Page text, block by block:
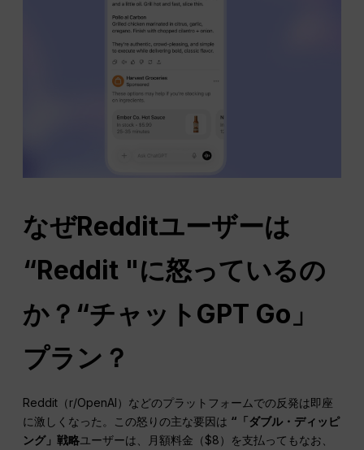
なぜRedditユーザーは
“Reddit "に怒っているの
か？“チャットGPT Go」
プラン？
Reddit（r/OpenAI）などのプラットフォームでの反発は即座
に激しくなった。この怒りの主な要因は “「ダブル・ディッピ
ング」戦略ユーザーは、月額料金（$8）を支払ってもなお、